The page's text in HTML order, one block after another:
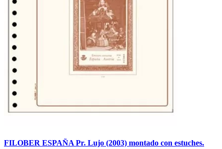
FILOBER ESPAÑA Pr. Lujo (2003) montado con estuches.